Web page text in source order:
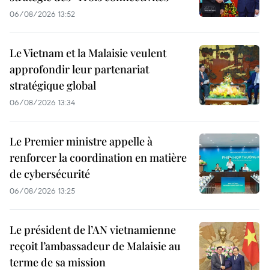
06/08/2026 13:52
Le Vietnam et la Malaisie veulent
approfondir leur partenariat
stratégique global
06/08/2026 13:34
Le Premier ministre appelle à
renforcer la coordination en matière
de cybersécurité
06/08/2026 13:25
Le président de l’AN vietnamienne
reçoit l’ambassadeur de Malaisie au
terme de sa mission